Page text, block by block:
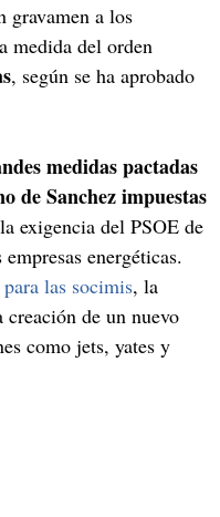
gravamen a los
medida del orden
, según se ha aprobado
medidas pactadas
de Sanchez impuestas
exigencia del PSOE de
energéticas.
las socimis, la
de un nuevo
como jets, yates y